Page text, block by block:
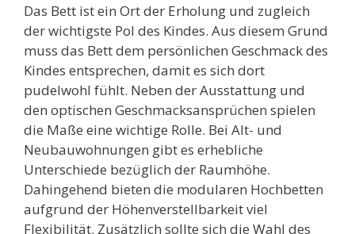
Das Bett ist ein Ort der Erholung und zugleich
der wichtigste Pol des Kindes. Aus diesem Grund
muss das Bett dem persönlichen Geschmack des
Kindes entsprechen, damit es sich dort
pudelwohl fühlt. Neben der Ausstattung und
den optischen Geschmacksansprüchen spielen
die Maße eine wichtige Rolle. Bei Alt- und
Neubauwohnungen gibt es erhebliche
Unterschiede bezüglich der Raumhöhe.
Dahingehend bieten die modularen Hochbetten
aufgrund der Höhenverstellbarkeit viel
Flexibilität. Zusätzlich sollte sich die Wahl des